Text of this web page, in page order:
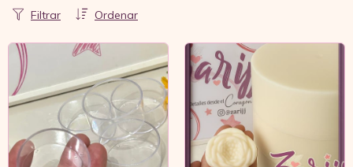
Ordenar
Filtrar